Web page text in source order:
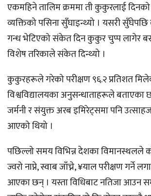
एकमहिने तालिम क्रममा ती कुकुरलाई
व्यक्तिको पसिना सुँघाइन्थ्यो । यसरी
गन्ध भेटिएको संकेत दिन कुकुर चुप्प लागेर
विशेष तरिकाले संकेत दिन्थ्यो ।
कुकुरहरूले गरेको परीक्षण ९६.२ प्रतिशत
विश्वविद्यालयका अनुसन्धाताहरूले
जर्मनी र संयुक्त अरब इमिरेट्समा पनि
आएको थियो ।
पछिल्लो समय विभिन्न देशका विमानस्थलले
ज्वरो नाप्ने, स्वाब जाँच्ने, ¥याल परीक्षण गर्ने
आएका छन् । यस्ता विधिबाट नतिजा आउन